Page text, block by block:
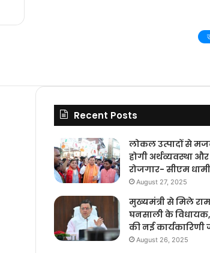
Recent Posts
लोकल उत्पादों से
होगी अर्थव्यवस्था
रोजगार- सीएम धामी
August 27, 2025
मुख्यमंत्री से मिले
घनसाली के
की नई कार्यकारिणी
August 26, 2025